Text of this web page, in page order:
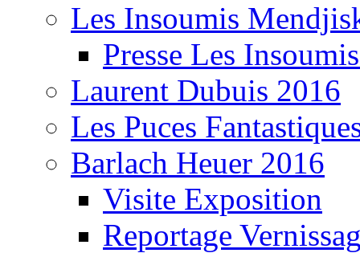
Les Insoumis
Presse Les
Laurent Dubuis 2016
Les Puces
Barlach Heuer 2016
Visite Exposition
Reportage